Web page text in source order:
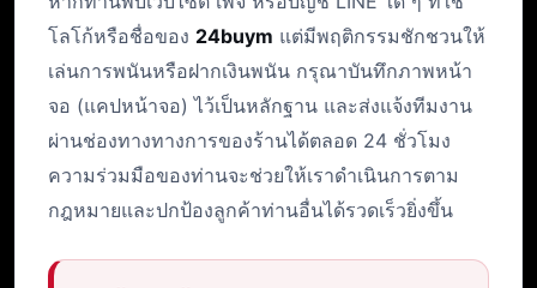
โลโก้หรือชื่อของ 24buym แต่มีพฤติกรรมชักชวนให้
เล่นการพนันหรือฝากเงินพนัน กรุณาบันทึกภาพหน้า
จอ (แคปหน้าจอ) ไว้เป็นหลักฐาน และส่งแจ้งทีมงาน
ผ่านช่องทางทางการของร้านได้ตลอด 24 ชั่วโมง
ความร่วมมือของท่านจะช่วยให้เราดำเนินการตาม
กฎหมายและปกป้องลูกค้าท่านอื่นได้รวดเร็วยิ่งขึ้น